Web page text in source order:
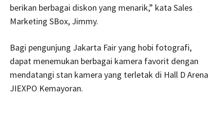
berikan berbagai diskon yang menarik,” kata Sales
Marketing SBox, Jimmy.
Bagi pengunjung Jakarta Fair yang hobi fotografi,
dapat menemukan berbagai kamera favorit dengan
mendatangi stan kamera yang terletak di Hall D Arena
JIEXPO Kemayoran.